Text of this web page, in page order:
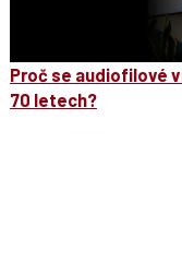
Proč se audiofilové
70 letech?